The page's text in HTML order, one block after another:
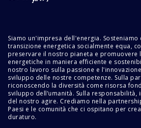
Siamo un'impresa dell'energia. Sosteniamo
transizione energetica socialmente equa,
preservare il nostro pianeta e promuovere
energetiche in maniera efficiente e
nostro lavoro sulla passione e
sviluppo delle nostre competenze. Sulla
riconoscendo la diversità come risorsa
sviluppo dell’umanità. Sulla responsabilità,
del nostro agire. Crediamo nella
Paesi e le comunità che ci ospitano per
duraturo.